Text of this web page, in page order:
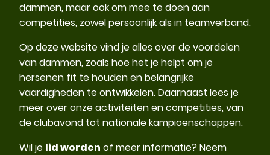
dammen, maar ook om mee te doen aan
competities, zowel persoonlijk als in teamverband.
Op deze website vind je alles over de voordelen
van dammen, zoals hoe het je helpt om je
hersenen fit te houden en belangrijke
vaardigheden te ontwikkelen. Daarnaast lees je
meer over onze activiteiten en competities, van
de clubavond tot nationale kampioenschappen.
Wil je lid worden of meer informatie? Neem